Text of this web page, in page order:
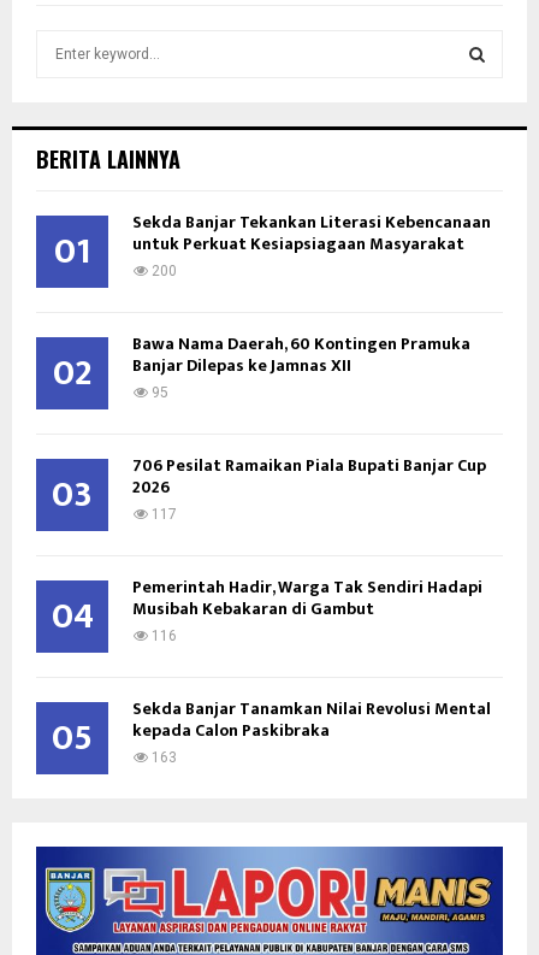
h
o
BERITA LAINNYA
01 Sekda Banjar Tekankan Literasi Kebencanaan
untuk Perkuat Kesiapsiagaan Masyarakat
200
02 Bawa Nama Daerah, 60 Kontingen Pramuka
Banjar Dilepas ke Jamnas XII
95
03 706 Pesilat Ramaikan Piala Bupati Banjar Cup
2026
117
04 Pemerintah Hadir, Warga Tak Sendiri Hadapi
Musibah Kebakaran di Gambut
116
05 Sekda Banjar Tanamkan Nilai Revolusi Mental
kepada Calon Paskibraka
163